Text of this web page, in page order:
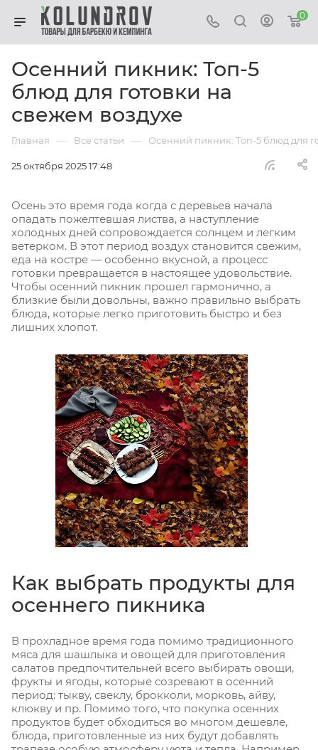
0
Осенний пикник: Топ-5
блюд для готовки на
свежем воздухе
Главная — Все статьи — Осенний пикник: Топ-5 блюд для
25 октября 2025 17:48
Осень это время года когда с деревьев начала
опадать пожелтевшая листва, а наступление
холодных дней сопровождается солнцем и легким
ветерком. В этот период воздух становится свежим,
еда на костре — особенно вкусной, а процесс
готовки превращается в настоящее удовольствие.
Чтобы осенний пикник прошел гармонично, а
близкие были довольны, важно правильно выбрать
блюда, которые легко приготовить быстро и без
лишних хлопот.
Как выбрать продукты для
осеннего пикника
В прохладное время года помимо традиционного
мяса для шашлыка и овощей для приготовления
салатов предпочтительней всего выбирать овощи,
фрукты и ягоды, которые созревают в осенний
период: тыкву, свеклу, брокколи, морковь, айву,
клюкву и пр. Помимо того, что покупка осенних
продуктов будет обходиться во многом дешевле,
блюда, приготовленные из них будут добавлять